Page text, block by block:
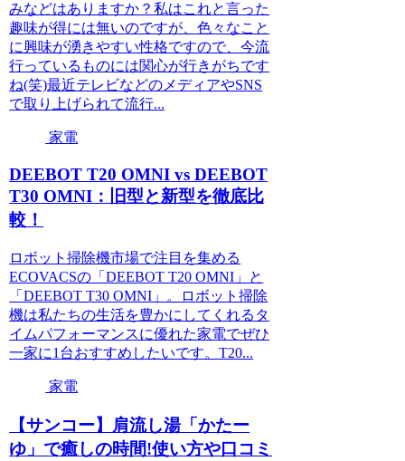
みなどはありますか？私はこれと言った
趣味が得には無いのですが、色々なこと
に興味が湧きやすい性格ですので、今流
行っているものには関心が行きがちです
ね(笑)最近テレビなどのメディアやSNS
で取り上げられて流行...
家電
DEEBOT T20 OMNI vs DEEBOT
T30 OMNI：旧型と新型を徹底比
較！
ロボット掃除機市場で注目を集める
ECOVACSの「DEEBOT T20 OMNI」と
「DEEBOT T30 OMNI」。ロボット掃除
機は私たちの生活を豊かにしてくれるタ
イムパフォーマンスに優れた家電でぜひ
一家に1台おすすめしたいです。T20...
家電
【サンコー】肩流し湯「かたー
ゆ」で癒しの時間!使い方や口コミ